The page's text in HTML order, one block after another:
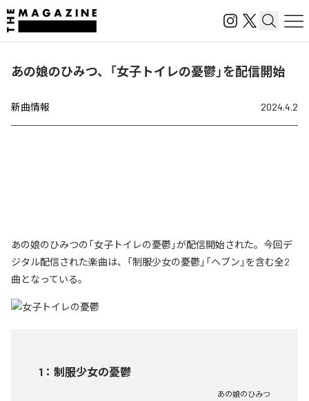
あの娘のひみつ、「女子トイレの憂鬱」を配信開始
新曲情報 2024.4.2
あの娘のひみつの「女子トイレの憂鬱」が配信開始された。今回デ
ジタル配信された楽曲は、「制服少女の憂鬱」「ヘブン」を含む全2
曲となっている。
1 ： 制服少女の憂鬱
あの娘のひみつ